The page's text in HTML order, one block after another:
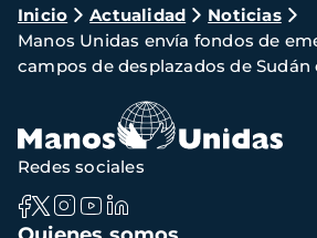
Ruta
de
navegación
Inicio Actualidad
Noticias
Manos Unidas envía fondos de
campos de desplazados de Sudán
Navegación
Redes sociales